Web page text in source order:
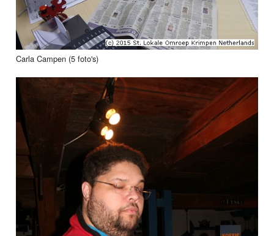
Carla Campen (5 foto's)